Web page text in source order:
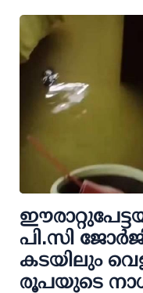
പി.സി
കടയിലും
രൂപയുടെ